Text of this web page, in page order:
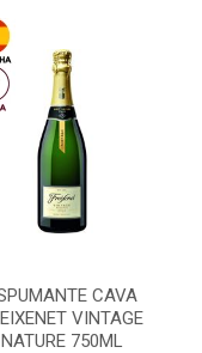
CAVA
VINTAGE
NATURE 750ML